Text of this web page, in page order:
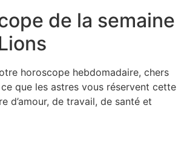
de la semaine
horoscope hebdomadaire, chers
que les astres vous réservent cette
d’amour, de travail, de santé et